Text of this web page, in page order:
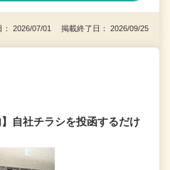
： 2026/07/01 掲載終了日： 2026/09/25
自社チラシを投函するだけ